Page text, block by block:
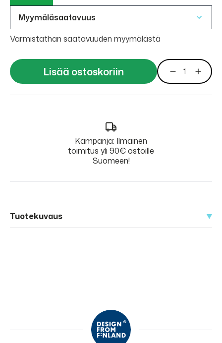
Myymäläsaatavuus
Varmistathan saatavuuden myymälästä
Lisää ostoskoriin
Kampanja: Ilmainen
toimitus yli 90€ ostoille
Suomeen!
Tuotekuvaus